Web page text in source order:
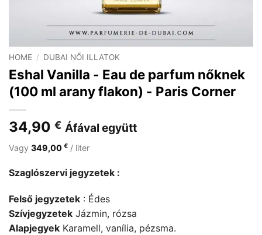
HOME / DUBAI NŐI ILLATOK
Eshal Vanilla - Eau de parfum nőknek
(100 ml arany flakon) - Paris Corner
34,90 € Áfával együtt
Vagy 349,00 € / liter
Szaglószervi jegyzetek :
Felső jegyzetek : Édes
Szívjegyzetek Jázmin, rózsa
Alapjegyek Karamell, vanília, pézsma.